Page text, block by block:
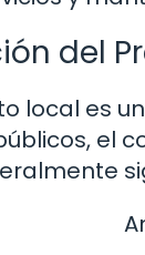
del
local es
el